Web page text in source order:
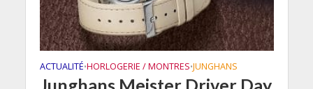
ACTUALITÉ•HORLOGERIE / MONTRES•JUNGHANS
Junghans Meister Driver Day